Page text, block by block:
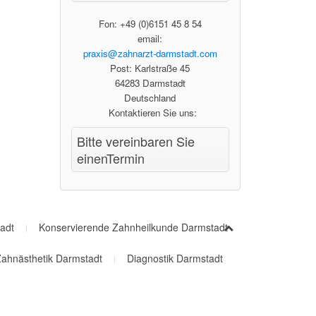
Fon: +49 (0)6151 45 8 54
email:
praxis@zahnarzt-darmstadt.com
Post: Karlstraße 45
64283 Darmstadt
Deutschland
Kontaktieren Sie uns:
Bitte vereinbaren Sie
einenTermin
Konservierende Zahnheilkunde Darmstadt
Darmstadt Diagnostik Darmstadt